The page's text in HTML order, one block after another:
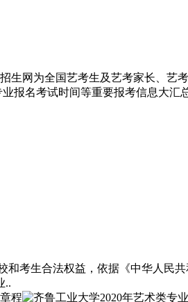
网为全国艺考生及艺考家长、艺
报名考试时间等重要报考信息大汇总
考生合法权益，依据《中华人民
..